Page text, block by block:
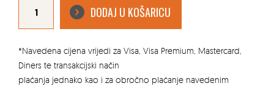
količina
DODAJ U KOŠARICU
*Navedena cijena vrijedi za Visa, Visa Premium, Mastercard,
Diners te transakcijski način
plaćanja jednako kao i za obročno plaćanje navedenim